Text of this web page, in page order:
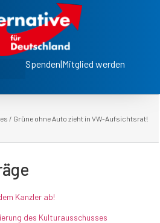
Spenden|Mitglied werden
/ Grüne ohne Auto zieht in VW-Aufsichtsrat!
Kanzler ab!
des Kulturausschusses